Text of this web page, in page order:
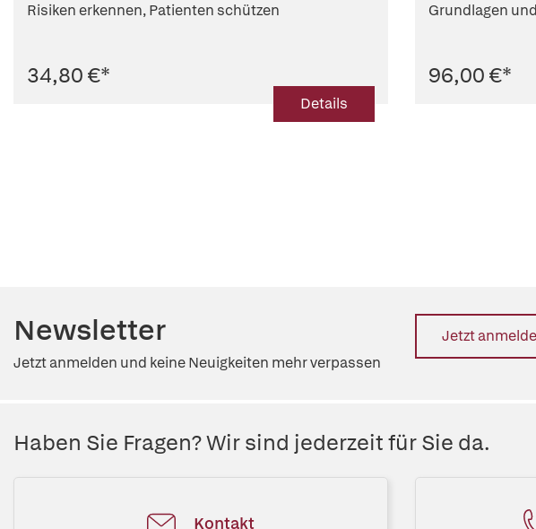
Risiken erkennen, Patienten schützen
34,80 €*
Details
Grundlagen
96,00 €*
Newsletter
Jetzt anmelden und keine Neuigkeiten mehr verpassen
Jetzt
Haben Sie Fragen? Wir sind jederzeit für Sie da.
Kontakt